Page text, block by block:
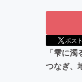
ポスト
「雫に
つなぎ、